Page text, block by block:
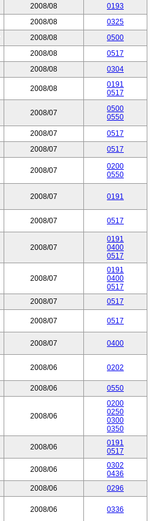
2008/08
0193
2008/08
0325
2008/08
0500
2008/08
0517
2008/08 0304
2008/08
0191
0517
2008/07
0500
0550
2008/07
0517
2008/07
0517
2008/07
0200
0550
2008/07 0191
2008/07 0517
2008/07
0191
0400
0517
2008/07
0191
0400
0517
2008/07
0517
2008/07 0517
2008/07 0400
2008/06 0202
2008/06 0550
2008/06
0200
0250
0300
0350
2008/06
0191
0517
2008/06
0302
0436
2008/06
0296
2008/06 0336